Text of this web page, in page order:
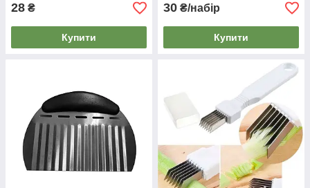
28 ₴
Купити
30 ₴/набір
Купити